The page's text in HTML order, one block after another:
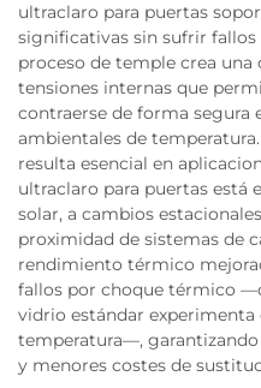
ultraclaro para puertas
significativas sin sufrir fallos
proceso de temple crea
tensiones internas que
contraerse de forma segura
ambientales de
resulta esencial en
ultraclaro para puertas está
solar, a cambios
proximidad de sistemas de
rendimiento térmico
fallos por choque térmico
vidrio estándar experimenta
temperatura—,
y menores costes de